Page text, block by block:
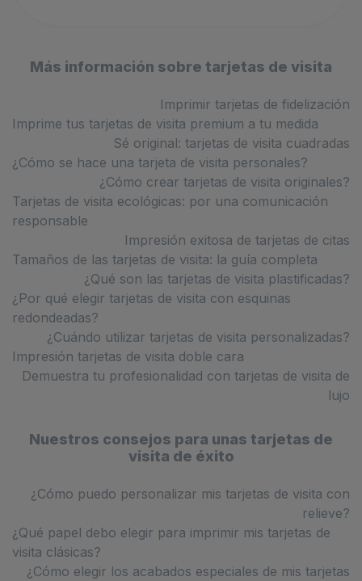
Más información sobre tarjetas de visita
Imprimir tarjetas de fidelización
Imprime tus tarjetas de visita premium a tu medida
Sé original: tarjetas de visita cuadradas
¿Cómo se hace una tarjeta de visita personales?
¿Cómo crear tarjetas de visita originales?
Tarjetas de visita ecológicas: por una comunicación
responsable
Impresión exitosa de tarjetas de citas
Tamaños de las tarjetas de visita: la guía completa
¿Qué son las tarjetas de visita plastificadas?
¿Por qué elegir tarjetas de visita con esquinas
redondeadas?
¿Cuándo utilizar tarjetas de visita personalizadas?
Impresión tarjetas de visita doble cara
Demuestra tu profesionalidad con tarjetas de visita de
lujo
Nuestros consejos para unas tarjetas de
visita de éxito
¿Cómo puedo personalizar mis tarjetas de visita con
relieve?
¿Qué papel debo elegir para imprimir mis tarjetas de
visita clásicas?
¿Cómo elegir los acabados especiales de mis tarjetas